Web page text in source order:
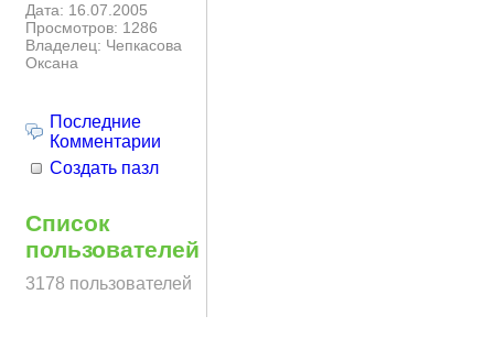
Дата: 16.07.2005
Просмотров: 1286
Владелец: Чепкасова
Оксана
Последние
Комментарии
Создать пазл
Список
пользователей
3178 пользователей